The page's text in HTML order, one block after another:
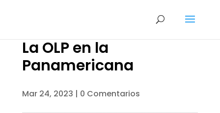
La OLP en la
Panamericana
Mar 24, 2023 | 0 Comentarios